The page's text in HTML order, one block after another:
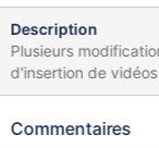
Description
Plusieurs
d'insertion de
Critère 2.1 :
site Web, des
Commentaires